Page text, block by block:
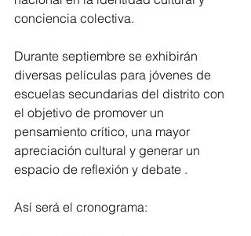
conciencia colectiva.
Durante septiembre se exhibirán
diversas películas para jóvenes de
escuelas secundarias del distrito con
el objetivo de promover un
pensamiento crítico, una mayor
apreciación cultural y generar un
espacio de reflexión y debate .
Así será el cronograma: